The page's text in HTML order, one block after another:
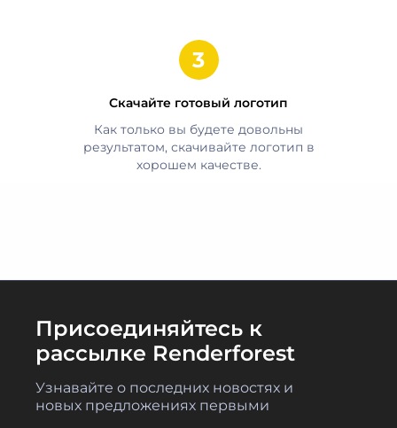
Скачайте готовый логотип
Как только вы будете довольны
результатом, скачивайте логотип в
хорошем качестве.
Присоединяйтесь к
рассылке Renderforest
Узнавайте о последних новостях и
новых предложениях первыми